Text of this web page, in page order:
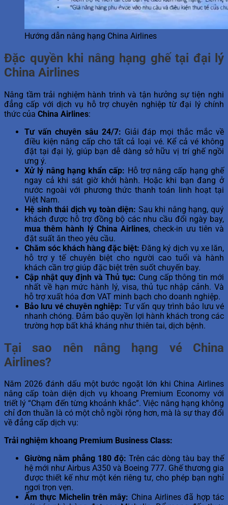
Hướng dẫn nâng hạng China Airlines
Đặc quyền khi nâng hạng ghế tại đại lý
China Airlines
Nâng tầm trải nghiệm hành trình và tận hưởng sự tiện nghi
đẳng cấp với dịch vụ hỗ trợ chuyên nghiệp từ đại lý chính
thức của China Airlines:
Tư vấn chuyên sâu 24/7: Giải đáp mọi thắc mắc về
điều kiện nâng cấp cho tất cả loại vé. Kể cả vé không
đặt tại đại lý, giúp bạn dễ dàng sở hữu vị trí ghế ngồi
ưng ý.
Xử lý nâng hạng khẩn cấp: Hỗ trợ nâng cấp hạng ghế
ngay cả khi sát giờ khởi hành. Hoặc khi bạn đang ở
nước ngoài với phương thức thanh toán linh hoạt tại
Việt Nam.
Hệ sinh thái dịch vụ toàn diện: Sau khi nâng hạng, quý
khách được hỗ trợ đồng bộ các nhu cầu đổi ngày bay,
mua thêm hành lý China Airlines, check-in ưu tiên và
đặt suất ăn theo yêu cầu.
Chăm sóc khách hàng đặc biệt: Đăng ký dịch vụ xe lăn,
hỗ trợ y tế chuyên biệt cho người cao tuổi và hành
khách cần trợ giúp đặc biệt trên suốt chuyến bay.
Cập nhật quy định và Thủ tục: Cung cấp thông tin mới
nhất về hạn mức hành lý, visa, thủ tục nhập cảnh. Và
hỗ trợ xuất hóa đơn VAT minh bạch cho doanh nghiệp.
Bảo lưu vé chuyên nghiệp: Tư vấn quy trình bảo lưu vé
nhanh chóng. Đảm bảo quyền lợi hành khách trong các
trường hợp bất khả kháng như thiên tai, dịch bệnh.
Tại sao nên nâng hạng vé China
Airlines?
Năm 2026 đánh dấu một bước ngoặt lớn khi China Airlines
nâng cấp toàn diện dịch vụ khoang Premium Economy với
triết lý “Chạm đến từng khoảnh khắc”. Việc nâng hạng không
chỉ đơn thuần là có một chỗ ngồi rộng hơn, mà là sự thay đổi
về đẳng cấp dịch vụ:
Trải nghiệm khoang Premium Business Class:
Giường nằm phẳng 180 độ: Trên các dòng tàu bay thế
hệ mới như Airbus A350 và Boeing 777. Ghế thương gia
được thiết kế như một kén riêng tư, cho phép bạn nghỉ
ngơi trọn vẹn.
Ẩm thực Michelin trên mây: China Airlines đã hợp tác